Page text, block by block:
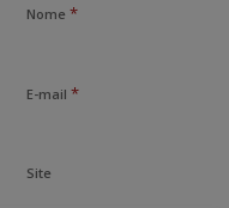
Nome *
E-mail *
Site